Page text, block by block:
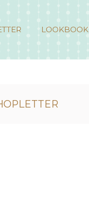
LOOKBOOK